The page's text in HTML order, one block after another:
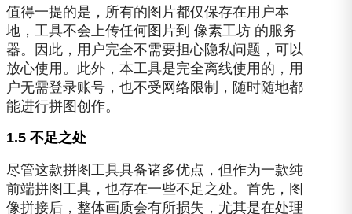
值得一提的是，所有的图片都仅保存在用户本
地，工具不会上传任何图片到 像素工坊 的服务
器。因此，用户完全不需要担心隐私问题，可以
放心使用。此外，本工具是完全离线使用的，用
户无需登录账号，也不受网络限制，随时随地都
能进行拼图创作。
1.5 不足之处
尽管这款拼图工具具备诸多优点，但作为一款纯
前端拼图工具，也存在一些不足之处。首先，图
像拼接后，整体画质会有所损失，尤其是在处理